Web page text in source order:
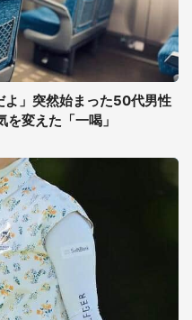
よ」突然始まった50代男性
変えた「一喝」